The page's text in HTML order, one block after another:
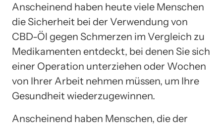
Anscheinend haben heute viele Menschen
die Sicherheit bei der Verwendung von
CBD-Öl gegen Schmerzen im Vergleich zu
Medikamenten entdeckt, bei denen Sie sich
einer Operation unterziehen oder Wochen
von Ihrer Arbeit nehmen müssen, um Ihre
Gesundheit wiederzugewinnen.
Anscheinend haben Menschen, die der